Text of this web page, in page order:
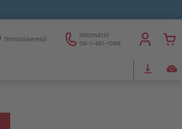
Terminálkereső
Információ
06-1-451-1088